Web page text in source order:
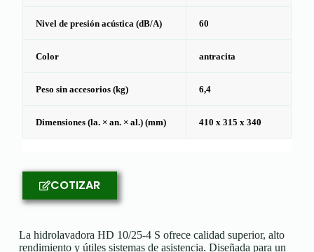
Nivel de presión acústica (dB/A) 60
Color antracita
Peso sin accesorios (kg) 6,4
Dimensiones (la. × an. × al.) (mm) 410 x 315 x 340
COTIZAR
La hidrolavadora HD 10/25-4 S ofrece calidad superior, alto
rendimiento y útiles sistemas de asistencia. Diseñada para un